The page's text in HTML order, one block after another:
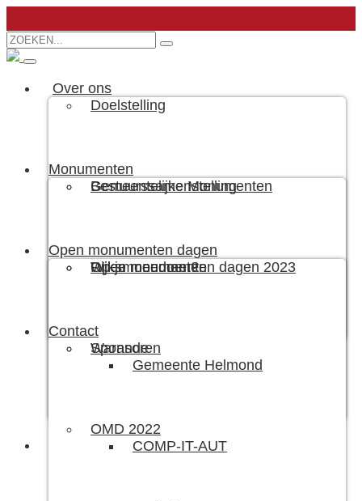
Over ons
Doelstelling
Bestuurssamenstelling
Wil je meedoen?
Sponsoren
Gemeente Helmond
COMP-IT-AUT
Monumenten
Gemeentelijke Monumenten
Rijksmonumenten
Open monumenten dagen
Open monumenten dagen 2023
Warande
OMD 2022
Contact